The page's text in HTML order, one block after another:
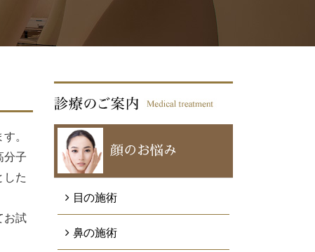
。
分子
した
お試
顔のお悩み
目の施術
鼻の施術